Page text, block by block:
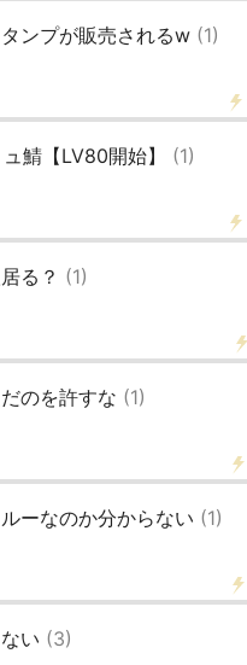
ンプ‪が販売されるw (1)
鯖【LV80開始】 (1)
る？ (1)
のを許すな (1)
ーなのか分からない (1)
い (3)